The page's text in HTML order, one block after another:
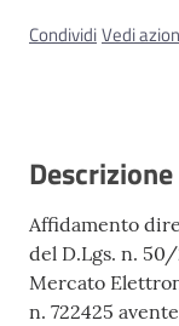
CondividiVedi
Descrizione
Affidamento
del D.Lgs. n.
Mercato
n. 722425